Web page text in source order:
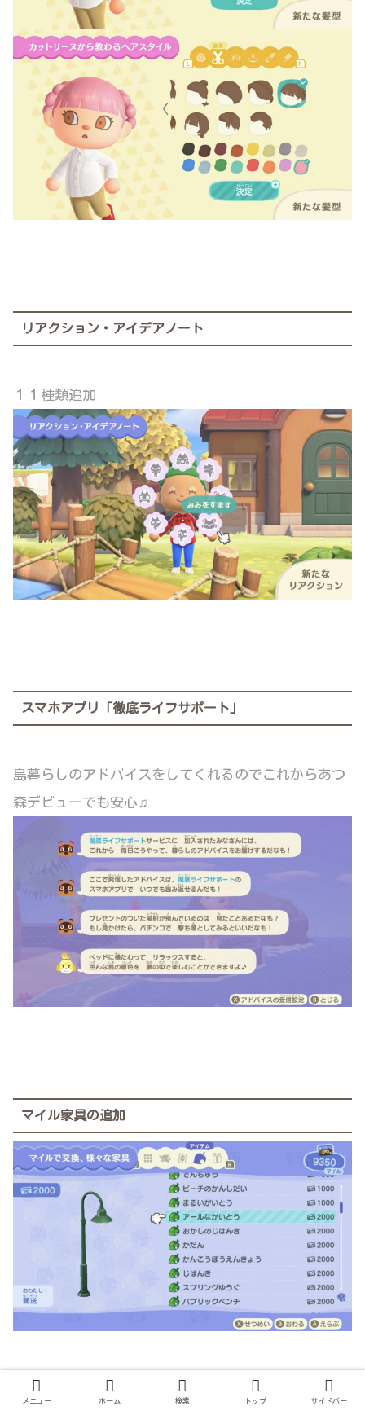
リアクション・アイデアノート
１１種類追加
スマホアプリ「徹底ライフサポート」
島暮らしのアドバイスをしてくれるのでこれからあつ
森デビューでも安心♫
マイル家具の追加
メニュー ホーム 検索 トップ サイドバー